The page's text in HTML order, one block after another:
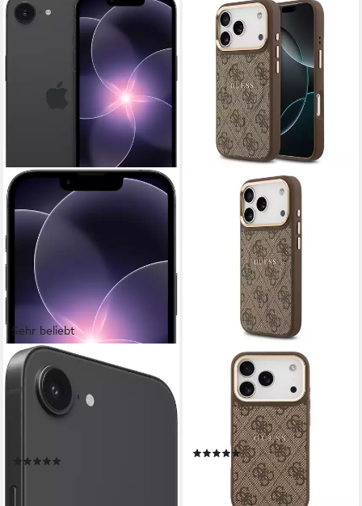
Sehr beliebt
APPLE
iPhone 17e Smartphone
15,4 cm/6,1 Zoll Bildschirmdiagonale
256 GB Speicherkapazität
20,29 €
Handyhülle GUESS Case für
iPhone 17 Pro Goldrahmen
Magsafe Handyhülle Cover
(1)
29,90 €
lieferbar - in 5-6 Werktagen bei dir